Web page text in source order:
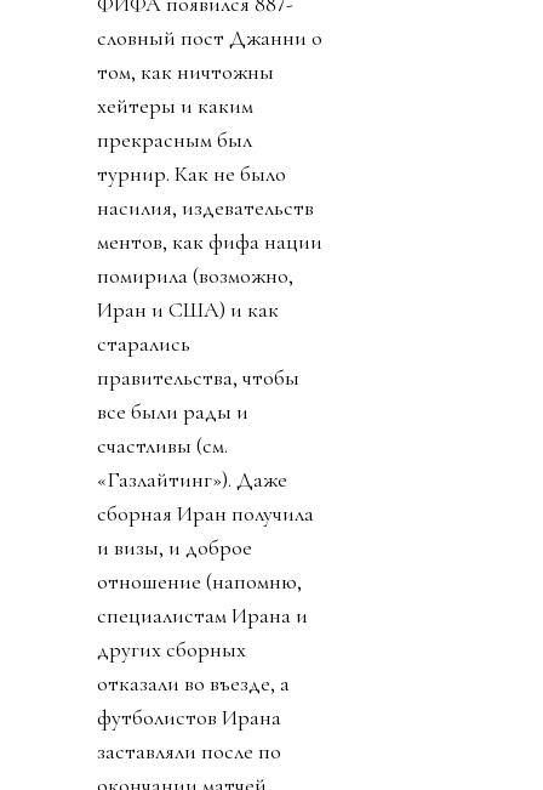
словный пост Джанни о
том, как ничтожны
хейтеры и каким
прекрасным был
турнир. Как не было
насилия, издевательств
ментов, как фифа нации
помирила (возможно,
Иран и США) и как
старались
правительства, чтобы
все были рады и
счастливы (см.
«Газлайтинг»). Даже
сборная Иран получила
и визы, и доброе
отношение (напомню,
специалистам Ирана и
других сборных
отказали во въезде, а
футболистов Ирана
заставляли после по
окончании матчей